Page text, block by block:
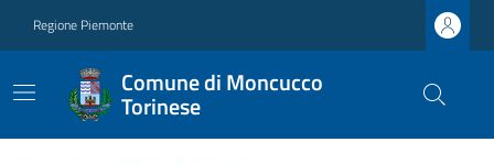
Regione Piemonte
Comune di Moncucco
Torinese